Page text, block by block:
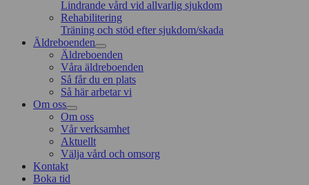
Lindrande vård vid allvarlig sjukdom
Rehabilitering
Träning och stöd efter sjukdom/skada
Äldreboenden
Äldreboenden
Våra äldreboenden
Så får du en plats
Så här arbetar vi
Om oss
Om oss
Vår verksamhet
Aktuellt
Välja vård och omsorg
Kontakt
Boka tid